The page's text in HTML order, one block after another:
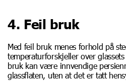
4. Feil bruk
Med feil bruk menes forhold på
temperaturforskjeller over
bruk kan være innvendige
glassflaten, uten at det er tatt